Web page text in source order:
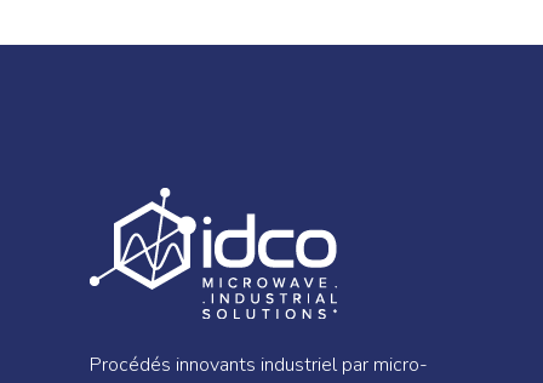
Procédés innovants industriel par micro-